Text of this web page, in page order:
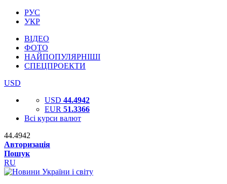
РУС
УКР
ВІДЕО
ФОТО
НАЙПОПУЛЯРНІШІ
СПЕЦПРОЕКТИ
USD
USD 44.4942
EUR 51.3366
Всі курси валют
44.4942
Авторизація
Пошук
RU